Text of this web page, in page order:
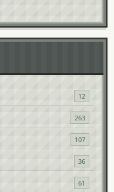
12
263
107
36
61